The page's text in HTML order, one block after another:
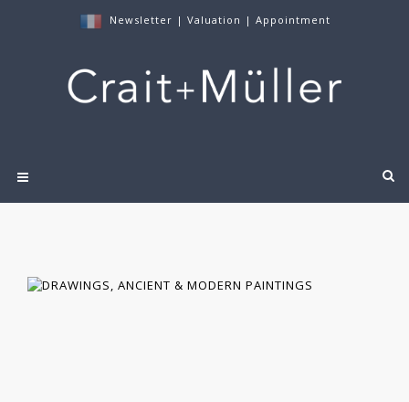
Newsletter | Valuation | Appointment